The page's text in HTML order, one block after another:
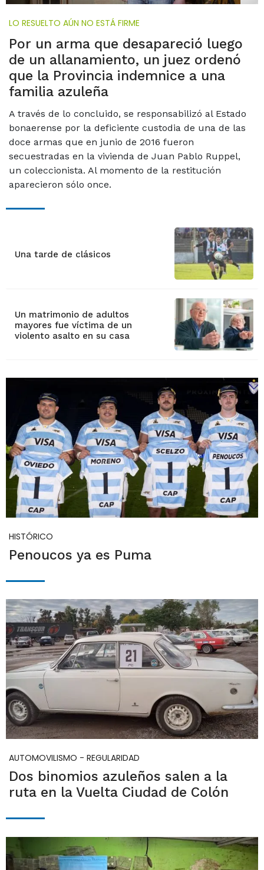
LO RESUELTO AÚN NO ESTÁ FIRME
Por un arma que desapareció luego
de un allanamiento, un juez ordenó
que la Provincia indemnice a una
familia azuleña
A través de lo concluido, se responsabilizó al Estado
bonaerense por la deficiente custodia de una de las
doce armas que en junio de 2016 fueron
secuestradas en la vivienda de Juan Pablo Ruppel,
un coleccionista. Al momento de la restitución
aparecieron sólo once.
Una tarde de clásicos
Un matrimonio de adultos
mayores fue víctima de un
violento asalto en su casa
HISTÓRICO
Penoucos ya es Puma
AUTOMOVILISMO - REGULARIDAD
Dos binomios azuleños salen a la
ruta en la Vuelta Ciudad de Colón